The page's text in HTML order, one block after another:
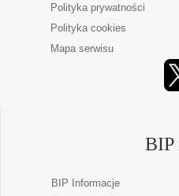
Polityka prywatności
Polityka cookies
Mapa serwisu
BIP
BIP Informacje